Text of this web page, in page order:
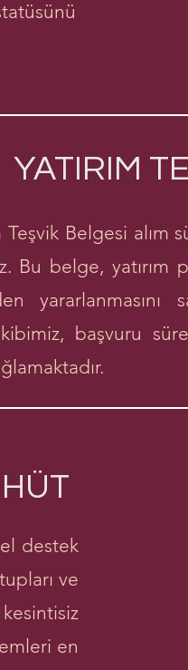
YATIRIM
Teşvik Belgesi alım
Bu belge, yatırım
başvuru
destek
ve
en